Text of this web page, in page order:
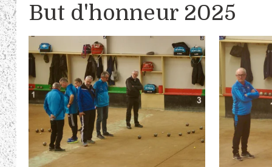
But d'honneur 2025